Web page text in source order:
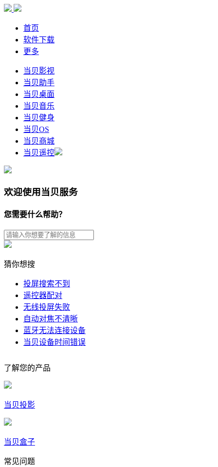
首页
软件下载
更多
当贝影视
当贝助手
当贝桌面
当贝音乐
当贝健身
当贝OS
当贝商城
当贝遥控
欢迎使用当贝服务
您需要什么帮助？
猜你想搜
投屏搜索不到
遥控器配对
无线投屏失败
自动对焦不清晰
蓝牙无法连接设备
当贝设备时间错误
了解您的产品
当贝投影
当贝盒子
常见问题